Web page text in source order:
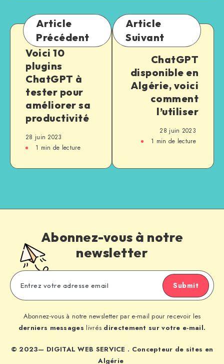
Article
Précédent
Voici 10
plugins
ChatGPT à
tester pour
améliorer sa
productivité
28 juin 2023
1 min de lecture
Article
Suivant
ChatGPT
disponible en
Algérie, voici
comment
l’utiliser
28 juin 2023
1 min de lecture
Abonnez-vous à notre
newsletter
Submit
Abonnez-vous à notre newsletter par e-mail pour recevoir les
derniers messages livrés directement sur votre e-mail.
© 2023— DIGITAL WEB SERVICE . Concepteur de sites en
Algérie